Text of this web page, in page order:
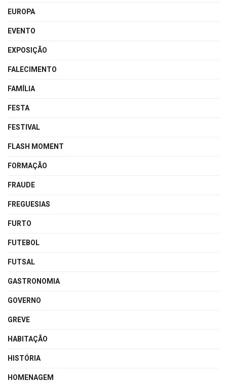
EUROPA
EVENTO
EXPOSIÇÃO
FALECIMENTO
FAMÍLIA
FESTA
FESTIVAL
FLASH MOMENT
FORMAÇÃO
FRAUDE
FREGUESIAS
FURTO
FUTEBOL
FUTSAL
GASTRONOMIA
GOVERNO
GREVE
HABITAÇÃO
HISTÓRIA
HOMENAGEM